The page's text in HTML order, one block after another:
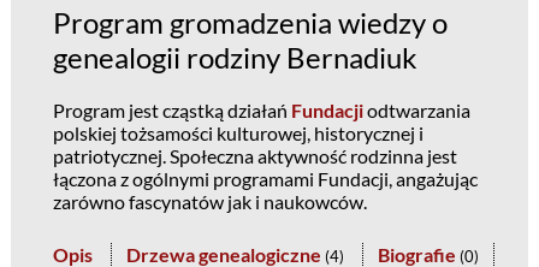
Program gromadzenia wiedzy o
genealogii rodziny Bernadiuk
Program jest cząstką działań Fundacjiodtwarzania
polskiej tożsamości kulturowej, historycznej i
patriotycznej. Społeczna aktywność rodzinna jest
łączona z ogólnymi programami Fundacji, angażując
zarówno fascynatów jak i naukowców.
Opis Drzewa genealogiczne (4) Biografie (0)